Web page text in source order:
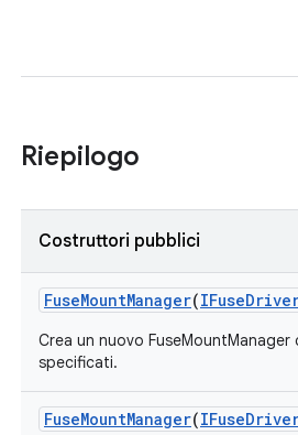
Riepilogo
Costruttori pubblici
FuseMountManager(IFuse
Crea un nuovo
specificati.
FuseMountManager(IFuse